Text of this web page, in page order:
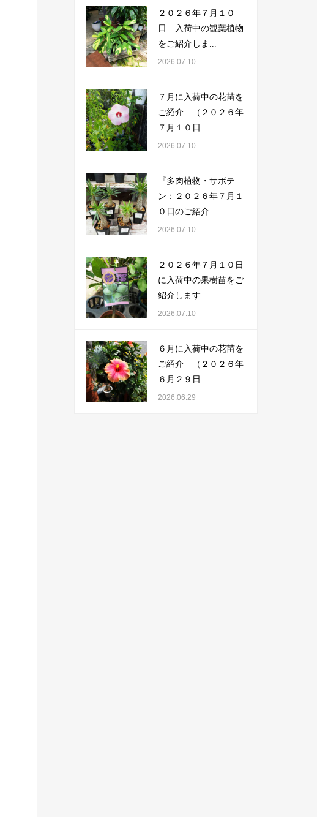
２０２６年７月１０
日 入荷中の観葉植物
をご紹介しま...
2026.07.10
７月に入荷中の花苗を
ご紹介 （２０２６年
７月１０日...
2026.07.10
『多肉植物・サボテ
ン：２０２６年７月１
０日のご紹介...
2026.07.10
２０２６年７月１０日
に入荷中の果樹苗をご
紹介します
2026.07.10
６月に入荷中の花苗を
ご紹介 （２０２６年
６月２９日...
2026.06.29